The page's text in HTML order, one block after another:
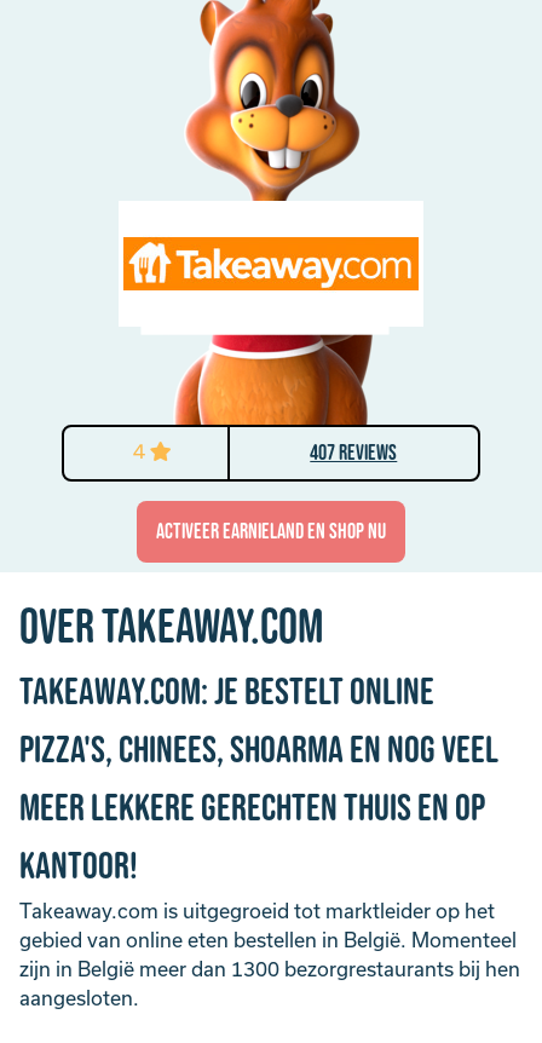
4 407 Reviews
activeer Earnieland en shop nu
Over takeaway.com
Takeaway.com: je bestelt online
pizza's, chinees, shoarma en nog veel
meer lekkere gerechten thuis en op
kantoor!
Takeaway.com is uitgegroeid tot marktleider op het
gebied van online eten bestellen in België. Momenteel
zijn in België meer dan 1300 bezorgrestaurants bij hen
aangesloten.